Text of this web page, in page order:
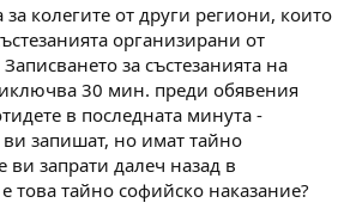
за колегите от други региони, които
организирани от
за състезанията на
30 мин. преди обявения
в последната минута -
запишат, но имат тайно
ви запрати далеч назад в
това тайно софийско наказание?